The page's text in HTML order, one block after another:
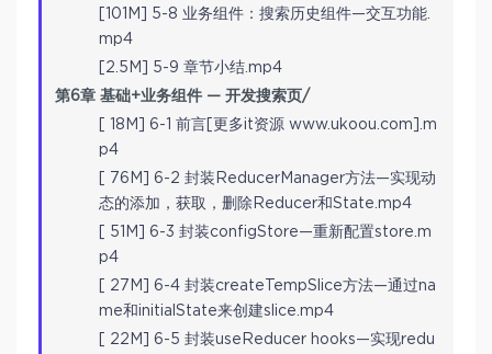
[101M] 5-8 业务组件：搜索历史组件—交互功能.
mp4
[2.5M] 5-9 章节小结.mp4
第6章 基础+业务组件 — 开发搜索页/
[ 18M] 6-1 前言[更多it资源 www.ukoou.com].m
p4
[ 76M] 6-2 封装ReducerManager方法—实现动
态的添加，获取，删除Reducer和State.mp4
[ 51M] 6-3 封装configStore—重新配置store.m
p4
[ 27M] 6-4 封装createTempSlice方法—通过na
me和initialState来创建slice.mp4
[ 22M] 6-5 封装useReducer hooks—实现redu